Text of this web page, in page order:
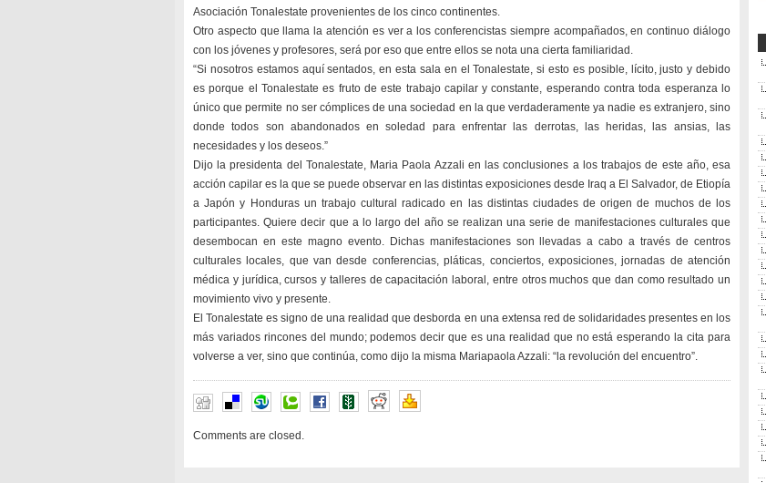
Asociación Tonalestate provenientes de los cinco continentes.
Otro aspecto que llama la atención es ver a los conferencistas siempre acompañados, en continuo diálogo
con los jóvenes y profesores, será por eso que entre ellos se nota una cierta familiaridad.
“Si nosotros estamos aquí sentados, en esta sala en el Tonalestate, si esto es posible, lícito, justo y debido
es porque el Tonalestate es fruto de este trabajo capilar y constante, esperando contra toda esperanza lo
único que permite no ser cómplices de una sociedad en la que verdaderamente ya nadie es extranjero, sino
donde todos son abandonados en soledad para enfrentar las derrotas, las heridas, las ansias, las
necesidades y los deseos.”
Dijo la presidenta del Tonalestate, Maria Paola Azzali en las conclusiones a los trabajos de este año, esa
acción capilar es la que se puede observar en las distintas exposiciones desde Iraq a El Salvador, de Etiopía
a Japón y Honduras un trabajo cultural radicado en las distintas ciudades de origen de muchos de los
participantes. Quiere decir que a lo largo del año se realizan una serie de manifestaciones culturales que
desembocan en este magno evento. Dichas manifestaciones son llevadas a cabo a través de centros
culturales locales, que van desde conferencias, pláticas, conciertos, exposiciones, jornadas de atención
médica y jurídica, cursos y talleres de capacitación laboral, entre otros muchos que dan como resultado un
movimiento vivo y presente.
El Tonalestate es signo de una realidad que desborda en una extensa red de solidaridades presentes en los
más variados rincones del mundo; podemos decir que es una realidad que no está esperando la cita para
volverse a ver, sino que continúa, como dijo la misma Mariapaola Azzali: “la revolución del encuentro”.
Comments are closed.